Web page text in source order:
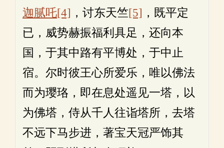
迦腻吒[4] ，讨东天竺[5] ，既平定
已，威势赫振福利具足，还向本
国，于其中路有平博处，于中止
宿。尔时彼王心所爱乐，唯以佛法
而为璎珞，即在息处遥见一塔，以
为佛塔，侍从千人往诣塔所，去塔
不远下马步进，著宝天冠严饰其